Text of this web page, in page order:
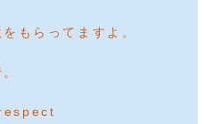
もらってますよ。